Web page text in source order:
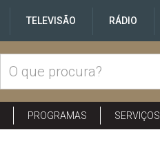
TELEVISÃO RÁDIO
PROGRAMAS SERVIÇOS